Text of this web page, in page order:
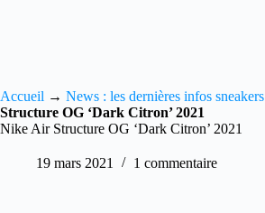
Accueil → News : les dernières infos sneakers
Structure OG ‘Dark Citron’ 2021
Nike Air Structure OG ‘Dark Citron’ 2021
19 mars 2021 1 commentaire